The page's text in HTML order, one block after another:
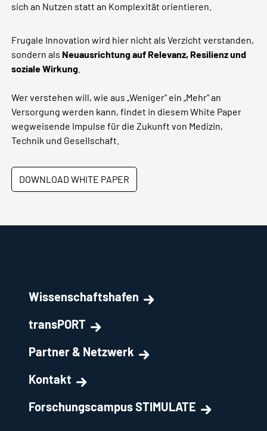
sich an Nutzen statt an Komplexität orientieren.
Frugale Innovation wird hier nicht als Verzicht verstanden,
sondern als Neuausrichtung auf Relevanz, Resilienz und
soziale Wirkung
Wer verstehen will, wie aus „Weniger“ ein „Mehr“ an
Versorgung werden kann, findet in diesem White Paper
wegweisende Impulse für die Zukunft von Medizin,
Technik und Gesellschaft.
DOWNLOAD WHITE PAPER
Wissenschaftshafen
transPORT
Partner & Netzwerk
Kontakt
Forschungscampus STIMULATE